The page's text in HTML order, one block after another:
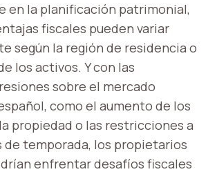
en la planificación patrimonial,
fiscales pueden variar
según la región de residencia o
los activos. Y con las
sobre el mercado
como el aumento de los
propiedad o las restricciones a
de temporada, los propietarios
enfrentar desafíos fiscales